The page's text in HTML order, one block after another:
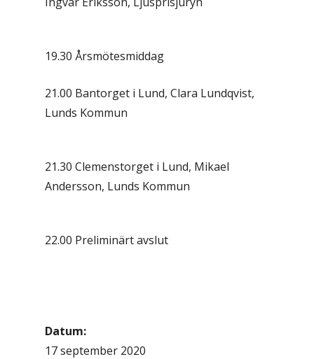
19.30 Årsmötesmiddag
21.00 Bantorget i Lund, Clara Lundqvist,
Lunds Kommun
21.30 Clemenstorget i Lund, Mikael
Andersson, Lunds Kommun
22.00 Preliminärt avslut
Datum:
17 september 2020